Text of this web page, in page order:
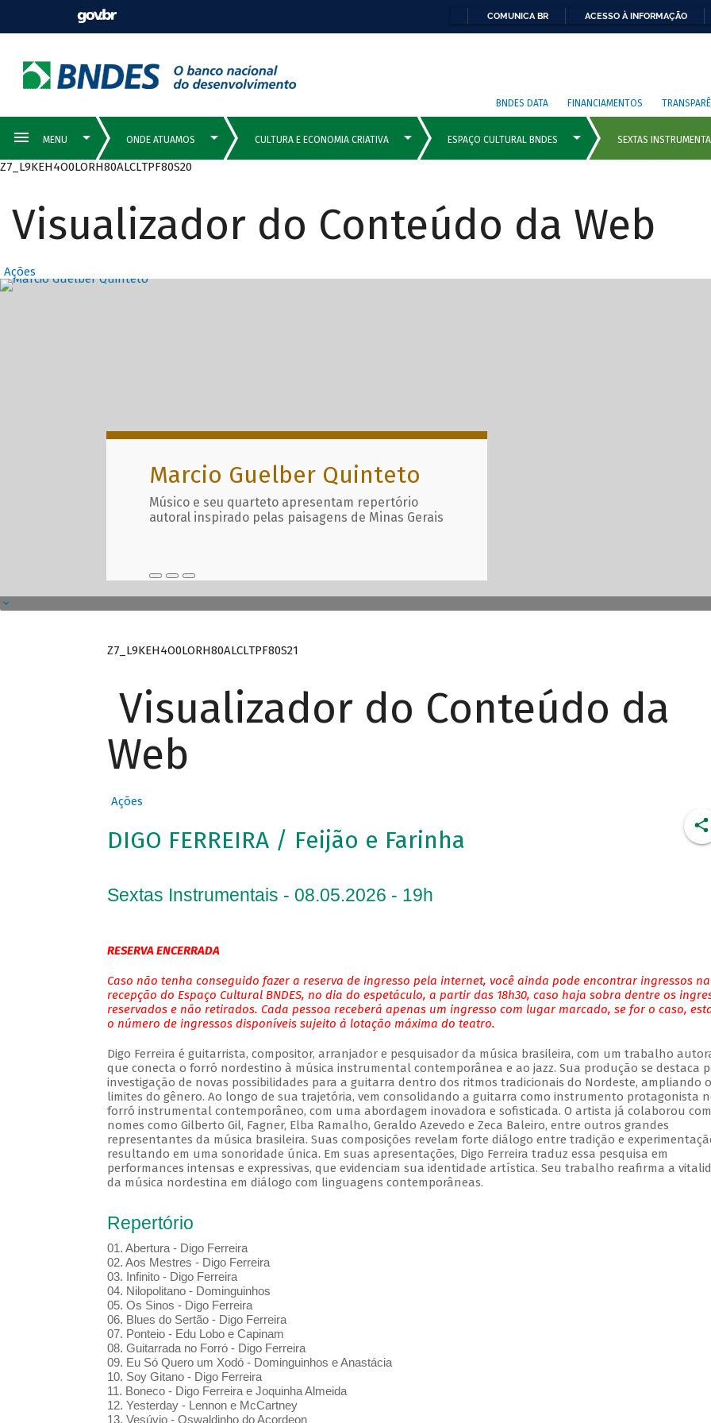
COMUNICA BR ACESSO À INFORMAÇÃO
BNDES DATA FINANCIAMENTOS
Z7_L9KEH4O0LORH80ALCLTPF80S20
Visualizador do Conteúdo da Web
Ações
Destaques Principais com
Marcio Guelber Quinteto
Músico e seu quarteto apresentam repertório
autoral inspirado pelas paisagens de Minas Gerais
Z7_L9KEH4O0LORH80ALCLTPF80S21
Visualizador do Conteúdo da
Web
Ações
DIGO FERREIRA / Feijão e Farinha
Sextas Instrumentais - 08.05.2026 - 19h
RESERVA ENCERRADA
Caso não tenha conseguido fazer a reserva de ingresso pela internet, você ainda pode encontrar ingressos na
recepção do Espaço Cultural BNDES, no dia do espetáculo, a partir das 18h30, caso haja sobra dentre os
reservados e não retirados. Cada pessoa receberá apenas um ingresso com lugar marcado, se for o caso,
o número de ingressos disponíveis sujeito à lotação máxima do teatro.
Digo Ferreira é guitarrista, compositor, arranjador e pesquisador da música brasileira, com um trabalho
que conecta o forró nordestino à música instrumental contemporânea e ao jazz. Sua produção se destaca
investigação de novas possibilidades para a guitarra dentro dos ritmos tradicionais do Nordeste, ampliando
limites do gênero. Ao longo de sua trajetória, vem consolidando a guitarra como instrumento protagonista
forró instrumental contemporâneo, com uma abordagem inovadora e sofisticada. O artista já colaborou com
nomes como Gilberto Gil, Fagner, Elba Ramalho, Geraldo Azevedo e Zeca Baleiro, entre outros grandes
representantes da música brasileira. Suas composições revelam forte diálogo entre tradição e
resultando em uma sonoridade única. Em suas apresentações, Digo Ferreira traduz essa pesquisa em
performances intensas e expressivas, que evidenciam sua identidade artística. Seu trabalho reafirma a
da música nordestina em diálogo com linguagens contemporâneas.
Repertório
01. Abertura - Digo Ferreira
02. Aos Mestres - Digo Ferreira
03. Infinito - Digo Ferreira
04. Nilopolitano - Dominguinhos
05. Os Sinos - Digo Ferreira
06. Blues do Sertão - Digo Ferreira
07. Ponteio - Edu Lobo e Capinam
08. Guitarrada no Forró - Digo Ferreira
09. Eu Só Quero um Xodó - Dominguinhos e Anastácia
10. Soy Gitano - Digo Ferreira
11. Boneco - Digo Ferreira e Joquinha Almeida
12. Yesterday - Lennon e McCartney
13. Vesúvio - Oswaldinho do Acordeon